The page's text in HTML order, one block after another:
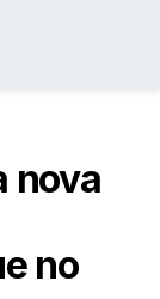
nova
no